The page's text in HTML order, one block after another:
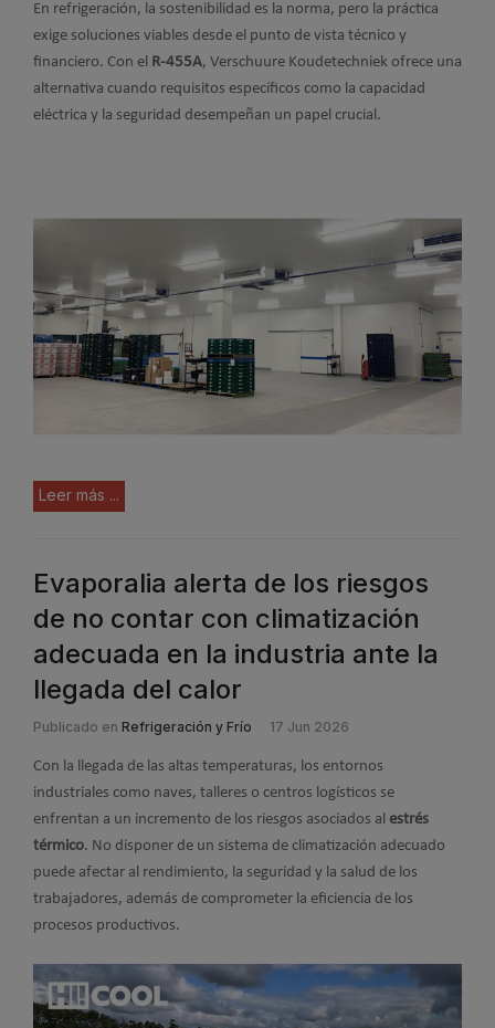
En refrigeración, la sostenibilidad es la norma, pero la práctica
exige soluciones viables desde el punto de vista técnico y
financiero. Con el R-455A, Verschuure Koudetechniek ofrece una
alternativa cuando requisitos específicos como la capacidad
eléctrica y la seguridad desempeñan un papel crucial.
Leer más ...
Evaporalia alerta de los riesgos
de no contar con climatización
adecuada en la industria ante la
llegada del calor
Publicado en Refrigeración y Frío 17 Jun 2026
Con la llegada de las altas temperaturas, los entornos
industriales como naves, talleres o centros logísticos se
enfrentan a un incremento de los riesgos asociados al estrés
térmico. No disponer de un sistema de climatización adecuado
puede afectar al rendimiento, la seguridad y la salud de los
trabajadores, además de comprometer la eficiencia de los
procesos productivos.